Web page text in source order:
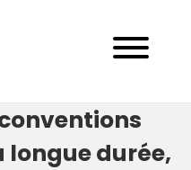
longue durée,